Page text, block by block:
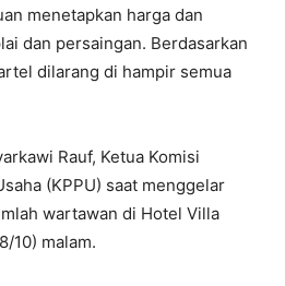
menetapkan harga dan
dan persaingan. Berdasarkan
dilarang di hampir semua
Rauf, Ketua Komisi
(KPPU) saat menggelar
wartawan di Hotel Villa
10) malam.